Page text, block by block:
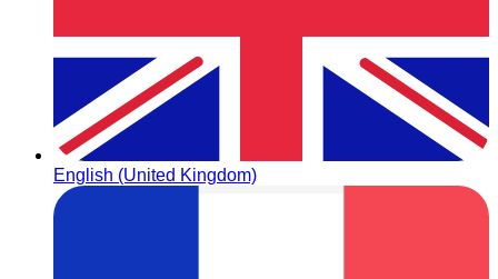
English (United Kingdom)